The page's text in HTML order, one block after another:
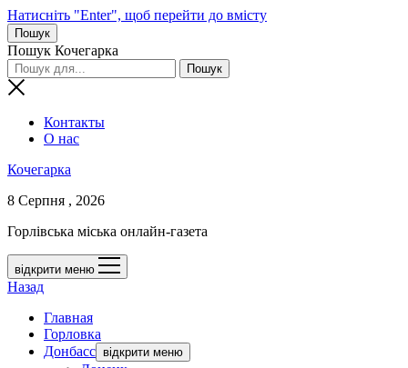
Натисніть "Enter", щоб перейти до вмісту
Пошук
Пошук Кочегарка
Контакты
О нас
Кочегарка
8 Серпня , 2026
Горлівська міська онлайн-газета
відкрити меню
Назад
Главная
Горловка
Донбасс відкрити меню